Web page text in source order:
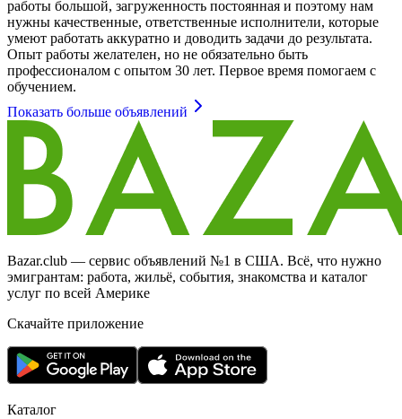
работы большой, загруженность постоянная и поэтому нам
нужны качественные, ответственные исполнители, которые
умеют работать аккуратно и доводить задачи до результата.
Опыт работы желателен, но не обязательно быть
профессионалом с опытом 30 лет. Первое время помогаем с
обучением.
Показать больше объявлений
Bazar.club — сервис объявлений №1 в США. Всё, что нужно
эмигрантам: работа, жильё, события, знакомства и каталог
услуг по всей Америке
Скачайте приложение
Каталог